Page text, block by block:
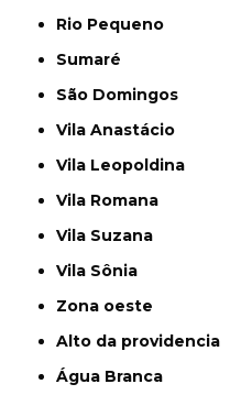
Rio Pequeno
Sumaré
São Domingos
Vila Anastácio
Vila Leopoldina
Vila Romana
Vila Suzana
Vila Sônia
Zona oeste
alto da providencia
Água Branca